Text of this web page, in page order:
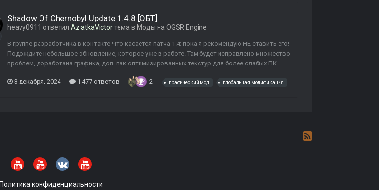
Shadow Of Chernobyl Update 1.4.8 [ОБТ]
heavy0911 ответил AziatkaVictorтема в Моды на OGSR Engine
В группе разработчика в контакте Что касается патча 1.4: пока я рекомендую НЕ ставить его!
Подождите небольшое обновление, которое уже в работе. Там будет исправлено множество
проблем, доработана графика, доп. пак оптимизированных текстур для более слабых ПК...
3 декабря, 2024 1 477 ответов 2 графический мод глобальная модификация
Политика конфиденциальности